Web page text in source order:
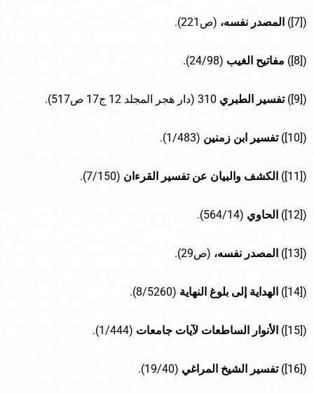
([7]) المصدر نفسه، (ص221).
([8]) مفاتيح الغيب (24/98).
([9]) تفسير الطبري 310 (دار هجر المجلد 12 ج17 ص517).
([10]) تفسير ابن زمنين (1/483).
([11]) الكشف والبيان عن تفسير القرءان (7/150).
([12]) الحاوي (564/14).
([13]) المصدر نفسه، (ص29).
([14]) الهداية إلى بلوغ النهاية (8/5260).
([15]) الأنوار الساطعات لآيات جامعات (1/444).
([16]) تفسير الشيخ المراغي (19/40).